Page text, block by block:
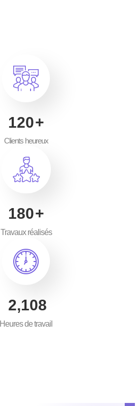
200+
Clients heureux
300+
Travaux réalisés
3,500
Heures de travail